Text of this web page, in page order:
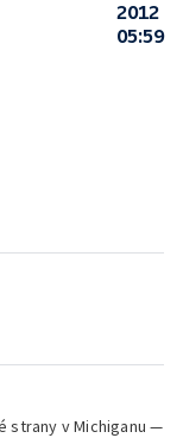
2012
05:59
strany v Michiganu —